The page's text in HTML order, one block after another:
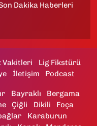
Dakika Haberleri
Vakitleri
Lig Fikstürü
İletişim Podcast
Bayraklı
Bergama
Çiğli Dikili
Foça
Karaburun